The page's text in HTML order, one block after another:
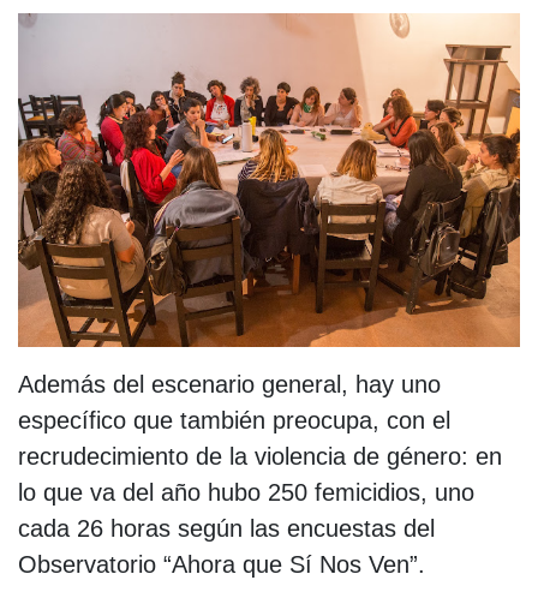
Además del escenario general, hay uno
específico que también preocupa, con el
recrudecimiento de la violencia de género: en
lo que va del año hubo 250 femicidios, uno
cada 26 horas según las encuestas del
Observatorio “Ahora que Sí Nos Ven”.